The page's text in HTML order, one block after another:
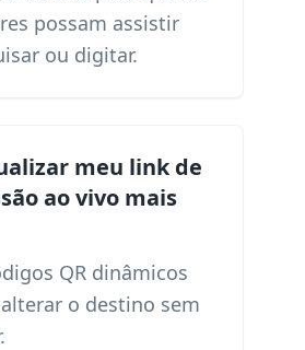
possam assistir
ou digitar.
meu link de
ao vivo mais
QR dinâmicos
o destino sem